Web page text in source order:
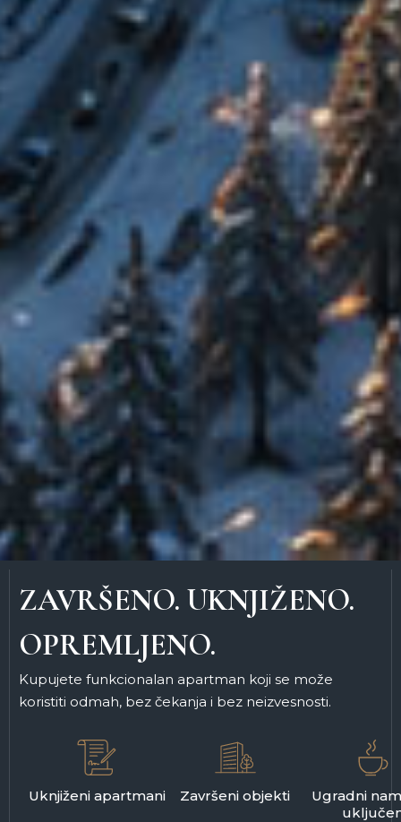
ZAVRŠENO. UKNJIŽENO.
OPREMLJENO.
Kupujete funkcionalan apartman koji se može
koristiti odmah, bez čekanja i bez neizvesnosti.
Uknjiženi apartmani Završeni objekti
Ugradni